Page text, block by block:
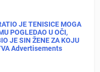
JE TENISICE MOGA
POGLEDAO U OČI,
JE SIN ŽENE ZA KOJU
Advertisements